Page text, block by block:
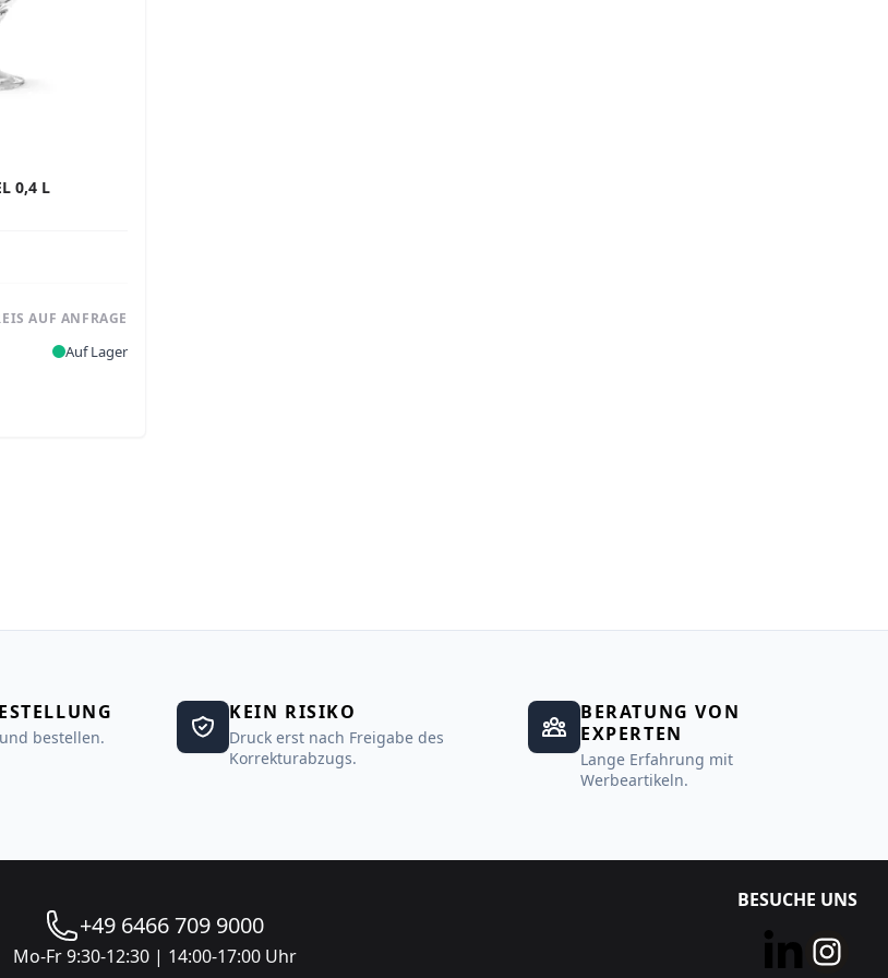
0,4 L
AUF ANFRAGE
Auf Lager
bestellen.
KEIN RISIKO
Druck erst nach Freigabe des
Korrekturabzugs.
BERATUNG VON
EXPERTEN
Lange Erfahrung mit
Werbeartikeln.
+49 6466 709 9000
Mo-Fr 9:30-12:30 | 14:00-17:00 Uhr
BESUCHE UNS